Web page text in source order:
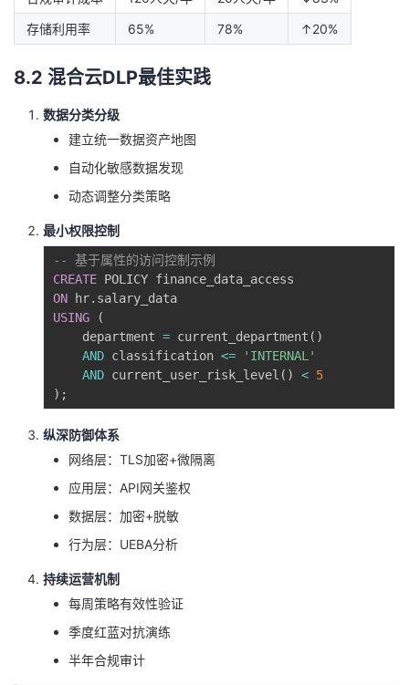
存储利用率
65% 78% ↑20%
8.2 混合云DLP最佳实践
数据分类分级
建立统一数据资产地图
自动化敏感数据发现
动态调整分类策略
最小权限控制
-- 基于属性的访问控制示例
CREATE
ON hr.
USING
(
    department
= current_department ( )
AND classification <=
'INTERNAL'
AND current_user_risk_level ( ) < 5
) ;
纵深防御体系
网络层：TLS加密+微隔离
应用层：API网关鉴权
数据层：加密+脱敏
行为层：UEBA分析
持续运营机制
每周策略有效性验证
季度红蓝对抗演练
半年合规审计